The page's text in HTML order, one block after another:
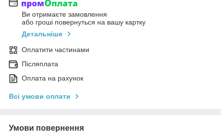
Ви отримаєте замовлення
або гроші повернуться на вашу картку
Детальніше
Оплатити частинами
Післяплата
Оплата на рахунок
Всі умови оплати
Умови повернення